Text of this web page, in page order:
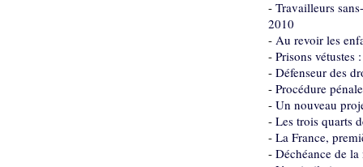
- Travailleurs
2010
- Au revoir les
- Prisons vétustes
- Défenseur des
- Procédure
- Un nouveau
- Les trois quarts
- La France,
- Déchéance de